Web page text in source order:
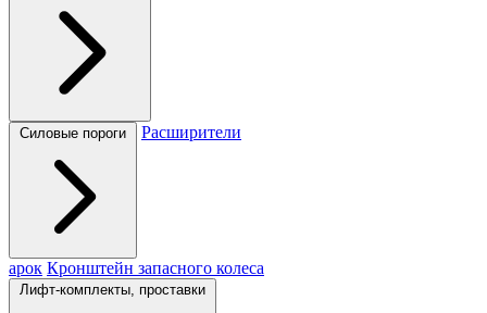
Силовые пороги Расширители
арок Кронштейн запасного колеса
Лифт-комплекты, проставки